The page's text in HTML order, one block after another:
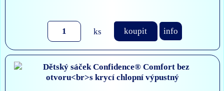
ks koupit info